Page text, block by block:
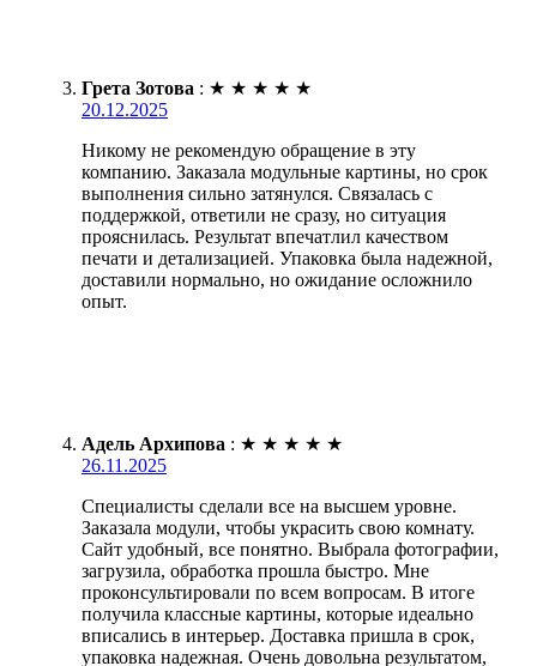
Грета Зотова : ★ ★ ★ ★ ★
20.12.2025
Никому не рекомендую обращение в эту
компанию. Заказала модульные картины, но срок
выполнения сильно затянулся. Связалась с
поддержкой, ответили не сразу, но ситуация
прояснилась. Результат впечатлил качеством
печати и детализацией. Упаковка была надежной,
доставили нормально, но ожидание осложнило
опыт.
Адель Архипова : ★ ★ ★ ★ ★
26.11.2025
Специалисты сделали все на высшем уровне.
Заказала модули, чтобы украсить свою комнату.
Сайт удобный, все понятно. Выбрала фотографии,
загрузила, обработка прошла быстро. Мне
проконсультировали по всем вопросам. В итоге
получила классные картины, которые идеально
вписались в интерьер. Доставка пришла в срок,
упаковка надежная. Очень довольна результатом,